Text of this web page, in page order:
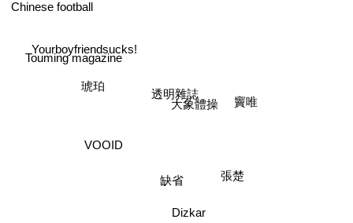
大象體操
缺省
Chinese football
Yourboyfriendsucks!
Touming magazine
琥珀
VOOID
Dizkar